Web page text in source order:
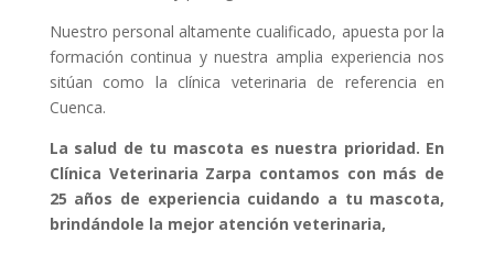
Nuestro personal altamente cualificado, apuesta por la
formación continua y nuestra amplia experiencia nos
sitúan como la clínica veterinaria de referencia en
Cuenca.
La salud de tu mascota es nuestra prioridad. En
Clínica Veterinaria Zarpa contamos con más de
25 años de experiencia cuidando a tu mascota,
brindándole la mejor atención veterinaria,